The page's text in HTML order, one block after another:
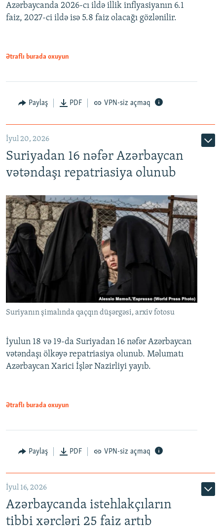
Auto
360p
480p
Azərbaycanda 2026-cı ildə illik inflyasiyanın 6.1
faiz, 2027-ci ildə isə 5.8 faiz olacağı gözlənilir.
Ətraflı burada oxuyun
Paylaş PDF VPN-siz açmaq
İyul 20, 2026
Suriyadan 16 nəfər Azərbaycan
vətəndaşı repatriasiya olunub
Suriyanın şimalında qaçqın düşərgəsi, arxiv fotosu
İyulun 18 və 19-da Suriyadan 16 nəfər Azərbaycan
vətəndaşı ölkəyə repatriasiya olunub. Məlumatı
Azərbaycan Xarici İşlər Nazirliyi yayıb.
Ətraflı burada oxuyun
Paylaş PDF VPN-siz açmaq
İyul 16, 2026
Azərbaycanda istehlakçıların
tibbi xərcləri 25 faiz artıb